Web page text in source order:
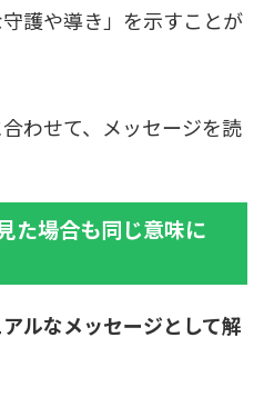
護や導き」を示すことが
わせて、メッセージを読
た場合も同じ意味に
ルなメッセージとして解